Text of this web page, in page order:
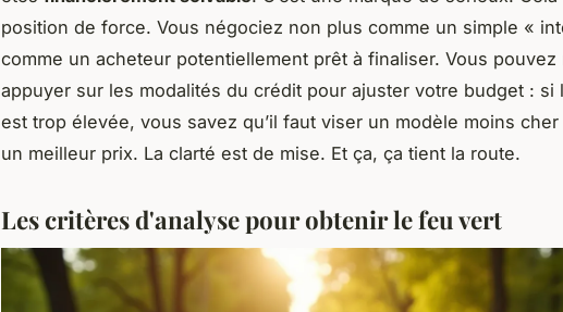
position de force. Vous négociez non plus comme un simple «
comme un acheteur potentiellement prêt à finaliser. Vous pouvez
appuyer sur les modalités du crédit pour ajuster votre budget : si
est trop élevée, vous savez qu’il faut viser un modèle moins
un meilleur prix. La clarté est de mise. Et ça, ça tient la route.
Les critères d'analyse pour obtenir le feu vert